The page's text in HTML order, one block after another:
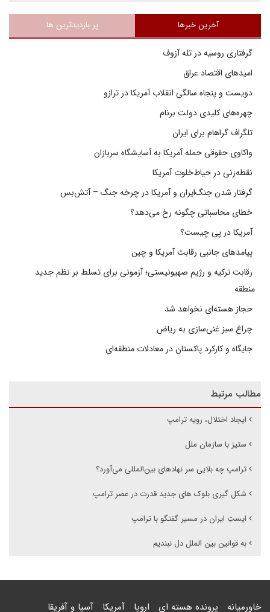
آخرین خبرها پر بازدیدترین ها
گرفتاری روسیه در تله آزوف
امیدهای اقتصاد عراق
دویست و پنجاه سالگی انقلاب آمریکا در ترازو
چهره‌های کلیدی دولت برنام
تلگراف گراهام برای ایران
واکاوی حقوقی حمله آمریکا به آسایشگاه سربازان
نقطه‌زنی در حیاط‌خلوت آمریکا
گرفتار شدن جنگ‌ایران و آمریکا در چرخه جنگ – آتش‌بس
خطای محاسباتی چگونه رخ می‌دهد؟
آمریکا در پی چیست؟
پیامدهای جانبی رقابت آمریکا و چین
رقابت ترکیه و رژیم صهیونیستی؛ آزمونی برای تسلط بر نظم جدید
منطقه
حجاز هسته‌ای نخواهد شد
چراغ سبز غنی‌سازی به ریاض
جایگاه و کارکرد پاکستان در معادلات منطقه‌ای
مطالب مرتبط
ایجاد اختلال، رویه‌ ترامپ
ستیز با سازمان ملل
ترامپ چه بلایی سر نهادهای بین‌المللی می‌آورد؟
شکل گیری بلوک های جدید قدرت در عصر ترامپ
ایستِ ایران در مسیر گفتگو با ترامپ
به قوانین بین الملل دل نبندیم
خاورمیانه پرونده هسته ای اروپا آمریکا آسیا و آفریقا